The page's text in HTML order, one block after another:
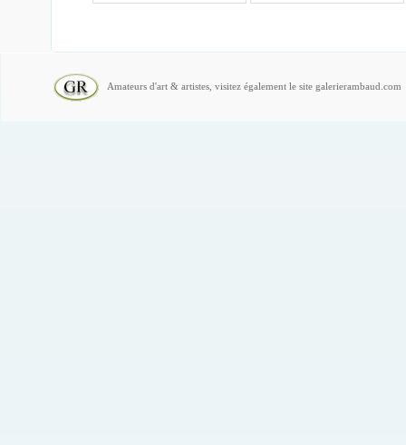
Amateurs d'art & artistes, visitez également le site galerierambaud.com